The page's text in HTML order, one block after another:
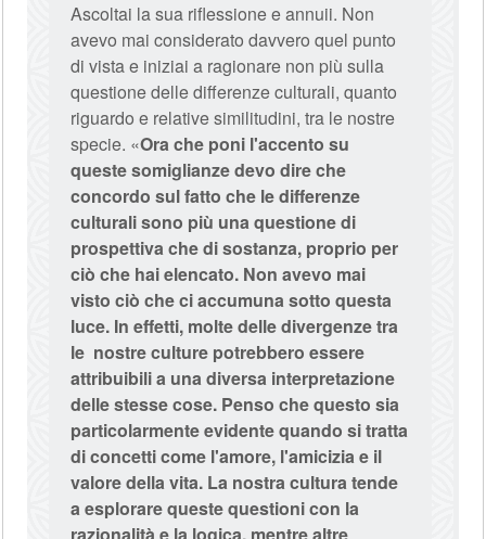
Ascoltai la sua riflessione e annuii. Non
avevo mai considerato davvero quel punto
di vista e iniziai a ragionare non più sulla
questione delle differenze culturali, quanto
riguardo e relative similitudini, tra le nostre
specie. «Ora che poni l'accento su
queste somiglianze devo dire che
concordo sul fatto che le differenze
culturali sono più una questione di
prospettiva che di sostanza, proprio per
ciò che hai elencato. Non avevo mai
visto ciò che ci accumuna sotto questa
luce. In effetti, molte delle divergenze tra
le nostre culture potrebbero essere
attribuibili a una diversa interpretazione
delle stesse cose. Penso che questo sia
particolarmente evidente quando si tratta
di concetti come l'amore, l'amicizia e il
valore della vita. La nostra cultura tende
a esplorare queste questioni con la